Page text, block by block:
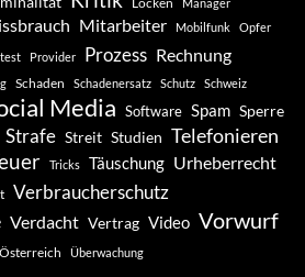
Locken Manager
Mitarbeiter Mobilfunk Opfer
Provider Prozess Rechnung
Schaden Schadenersatz Schutz Schweiz
Media Software Spam Sperre
Strafe Streit Studien Telefonieren
Tricks Täuschung Urheberrecht
Verbraucherschutz
Verdacht Vertrag Video Vorwurf
Österreich Überwachung